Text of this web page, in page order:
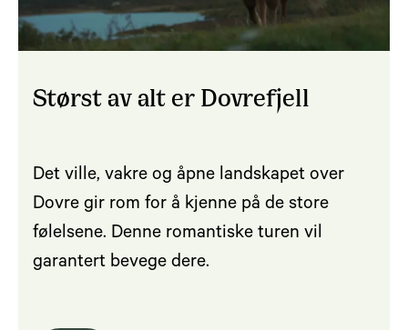
Størst av alt er Dovrefjell
Det ville, vakre og åpne landskapet over
Dovre gir rom for å kjenne på de store
følelsene. Denne romantiske turen vil
garantert bevege dere.